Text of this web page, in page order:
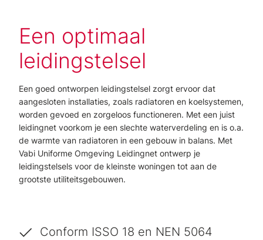
Een optimaal
leidingstelsel
Een goed ontworpen leidingstelsel zorgt ervoor dat
aangesloten installaties, zoals radiatoren en koelsystemen,
worden gevoed en zorgeloos functioneren. Met een juist
leidingnet voorkom je een slechte waterverdeling en is o.a.
de warmte van radiatoren in een gebouw in balans. Met
Vabi Uniforme Omgeving Leidingnet ontwerp je
leidingstelsels voor de kleinste woningen tot aan de
grootste utiliteitsgebouwen.
Conform ISSO 18 en NEN 5064